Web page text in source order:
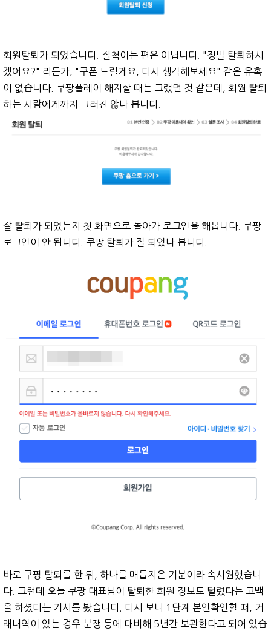
회원탈퇴가 되었습니다. 질척이는 편은 아닙니다. "정말 탈퇴하시
겠어요?" 라든가, "쿠폰 드릴게요, 다시 생각해보세요" 같은 유혹
이 없습니다. 쿠팡플레이 해지할 때는 그랬던 것 같은데, 회원 탈퇴
하는 사람에게까지 그러진 않나 봅니다.
잘 탈퇴가 되었는지 첫 화면으로 돌아가 로그인을 해봅니다. 쿠팡
로그인이 안 됩니다. 쿠팡 탈퇴가 잘 되었나 봅니다.
바로 쿠팡 탈퇴를 한 뒤, 하나를 매듭지은 기분이라 속시원했습니
다. 그런데 오늘 쿠팡 대표님이 탈퇴한 회원 정보도 털렸다는 고백
을 하셨다는 기사를 봤습니다. 다시 보니 1단계 본인확인할 떄, 거
래내역이 있는 경우 분쟁 등에 대비해 5년간 보관한다고 되어 있습